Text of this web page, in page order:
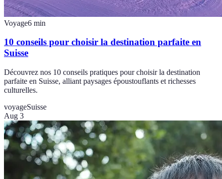
Voyage6 min
10 conseils pour choisir la destination parfaite en
Suisse
Découvrez nos 10 conseils pratiques pour choisir la destination
parfaite en Suisse, alliant paysages époustouflants et richesses
culturelles.
voyageSuisse
Aug 3